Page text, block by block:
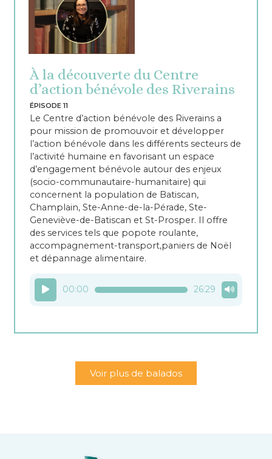
À la découverte du Centre
d’action bénévole des Riverains
ÉPISODE 11
Le Centre d’action bénévole des Riverains a
pour mission de promouvoir et développer
l’action bénévole dans les différents secteurs de
l’activité humaine en favorisant un espace
d’engagement bénévole autour des enjeux
(socio-communautaire-humanitaire) qui
concernent la population de Batiscan,
Champlain, Ste-Anne-de-la-Pérade, Ste-
Geneviève-de-Batiscan et St-Prosper. Il offre
des services tels que popote roulante,
accompagnement-transport,paniers de Noël
et dépannage alimentaire.
Lecteur
audio
00:00 26:29
Voir plus de balados